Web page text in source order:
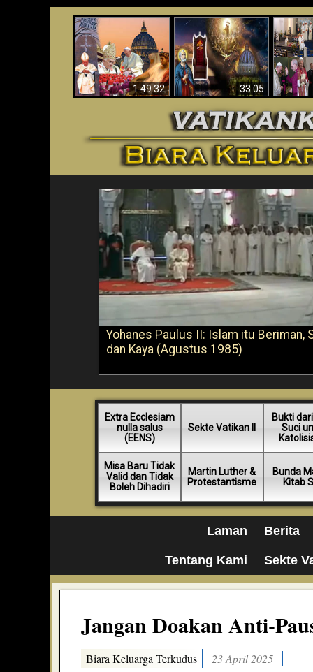
1:49:32
Wahyu di Vatikan
Sekarang
33:05
Apakah Alkitab
Memprediksikan 70
Tahun Tanpa
Seorang Paus?
Yohanes Paulus II: Islam itu Beriman,
dan Kaya (Agustus 1985)
Extra Ecclesiam
nulla salus
(EENS)
Sekte Vatikan II
Bukti
Suci
Misa Baru Tidak
Valid dan Tidak
Boleh Dihadiri
Martin Luther &
Protestantisme
Bunda
Kitab
Laman Berita
Tentang Kami Sekte
Jangan Doakan Anti-
Biara Keluarga Terkudus 23 April 2025